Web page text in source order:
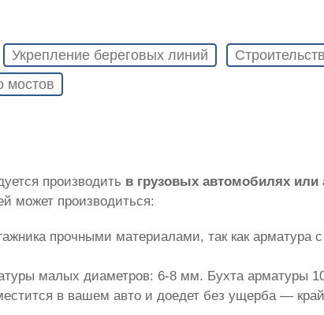
Укрепление береговых линий
мостов
производить в грузовых автомобилях
может производиться:
прочными материалами, так как арматура
малых диаметров: 6-8 мм. Бухта арматуры
в вашем авто и доедет без ущерба —